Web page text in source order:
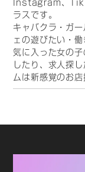
Instagram、
ラスです。
キャバクラ・ガ
ェの遊びたい・働
気に入った女の
したり、求人探
ムは新感覚のお